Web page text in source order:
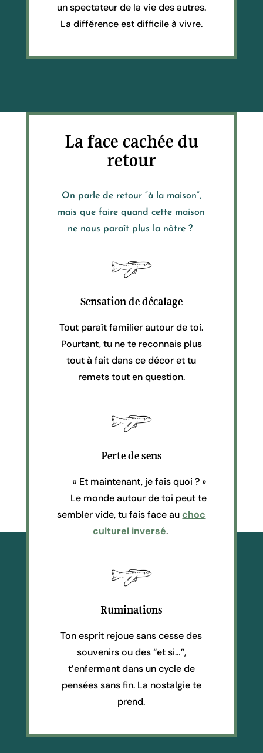
un spectateur de la vie des autres.
La différence est difficile à vivre.
La face cachée du
retour
On parle de retour “à la maison”,
mais que faire quand cette maison
ne nous paraît plus la nôtre ?
Sensation de décalage
Tout paraît familier autour de toi.
Pourtant, tu ne te reconnais plus
tout à fait dans ce décor et tu
remets tout en question.
Perte de sens
« Et maintenant, je fais quoi ? »
Le monde autour de toi peut te
sembler vide, tu fais face auchoc
culturel inversé.
Ruminations
Ton esprit rejoue sans cesse des
souvenirs ou des “et si…”,
t’enfermant dans un cycle de
pensées sans fin. La nostalgie te
prend.